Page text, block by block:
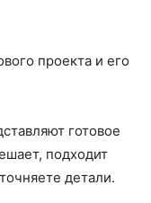
проекта и его
готовое
подходит
детали.